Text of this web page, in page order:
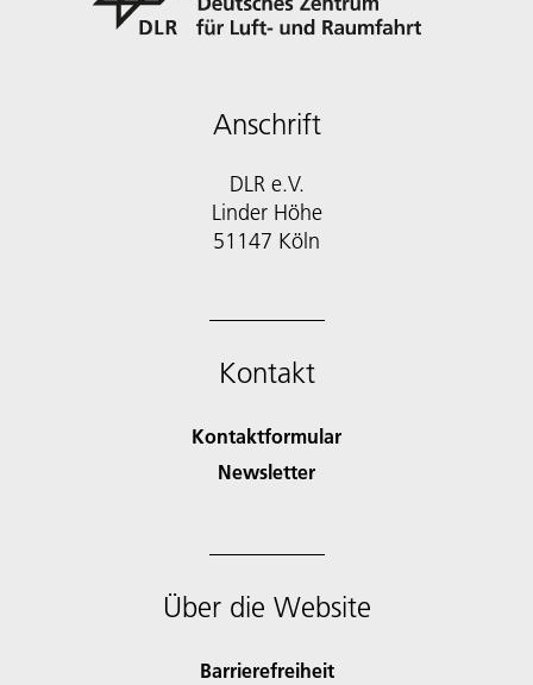
Anschrift
DLR e.V.
Linder Höhe
51147 Köln
Kontakt
Kontaktformular
Newsletter
Über die Website
Barrierefreiheit